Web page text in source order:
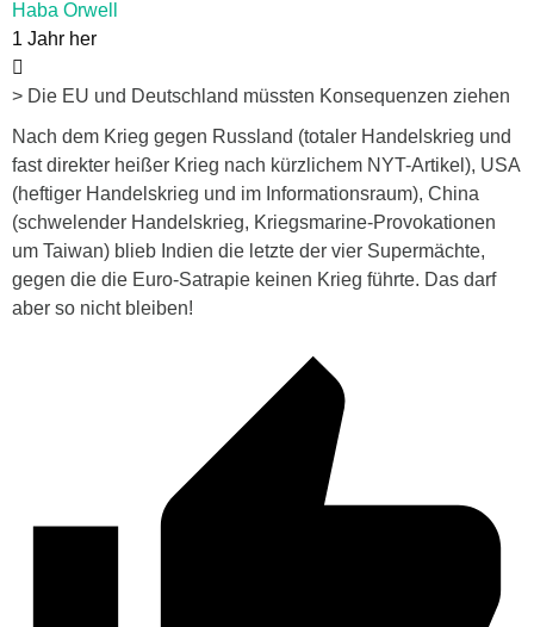
Haba Orwell
1 Jahr her
> Die EU und Deutschland müssten Konsequenzen ziehen
Nach dem Krieg gegen Russland (totaler Handelskrieg und
fast direkter heißer Krieg nach kürzlichem NYT-Artikel), USA
(heftiger Handelskrieg und im Informationsraum), China
(schwelender Handelskrieg, Kriegsmarine-Provokationen
um Taiwan) blieb Indien die letzte der vier Supermächte,
gegen die die Euro-Satrapie keinen Krieg führte. Das darf
aber so nicht bleiben!